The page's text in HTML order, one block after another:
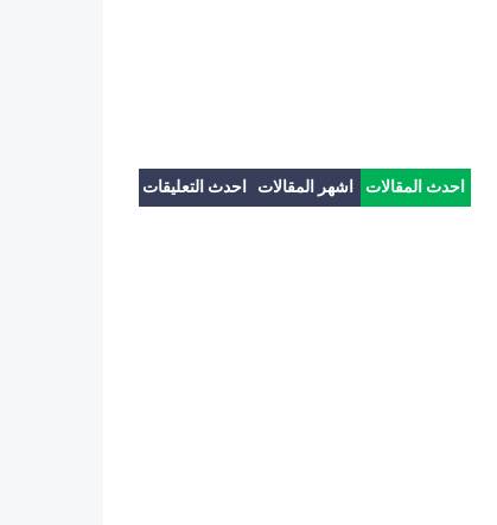
احدث المقالات اشهر المقالات احدث التعليقات